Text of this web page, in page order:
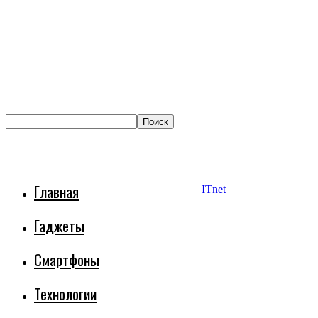
ITnet
Главная
Гаджеты
Смартфоны
Технологии